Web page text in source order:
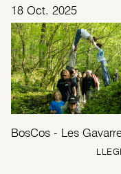
18 Oct. 2025
BosCos - Les